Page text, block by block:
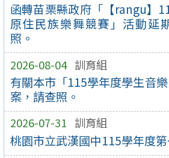
函轉苗栗縣政府「【rangu】
原住民族樂舞競賽」活動延
照。
2026-08-04 訓育組
有關本市「115學年度學生音
案，請查照。
2026-07-31 訓育組
桃園市立武漢國中115學年度